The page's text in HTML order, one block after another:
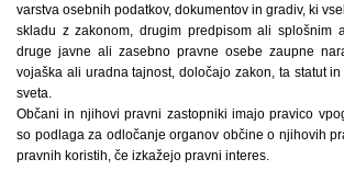
varstva osebnih podatkov, dokumentov in gradiv, ki
skladu z zakonom, drugim predpisom ali splošnim
druge javne ali zasebno pravne osebe zaupne
vojaška ali uradna tajnost, določajo zakon, ta statut
sveta.
Občani in njihovi pravni zastopniki imajo pravico
so podlaga za odločanje organov občine o njihovih
pravnih koristih, če izkažejo pravni interes.